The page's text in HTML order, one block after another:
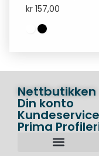
kr 157,00
Nettbutikken
Din konto
Kundeservice
Prima